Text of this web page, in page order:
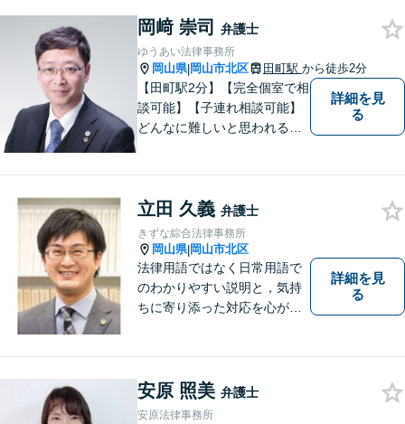
岡﨑 崇司 弁護士
ゆうあい法律事務所
岡山県|岡山市北区 田町駅 から徒歩2分
【田町駅2分】【完全個室で相
談可能】【子連れ相談可能】
どんなに難しいと思われる案
ている皆さまの現状を良い方
向に変化させることができる
ように全力を尽くします。
詳細を見
る
立田 久義 弁護士
きずな綜合法律事務所
岡山県|岡山市北区
法律用語ではなく日常用語で
のわかりやすい説明と，気持
ちに寄り添った対応を心がけ
詳細を見
る
安原 照美 弁護士
安原法律事務所